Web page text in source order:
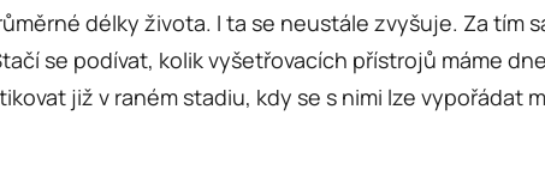
délky života. I ta se neustále zvyšuje. Za tím
se podívat, kolik vyšetřovacích přístrojů máme
již v raném stadiu, kdy se s nimi lze vypořádat